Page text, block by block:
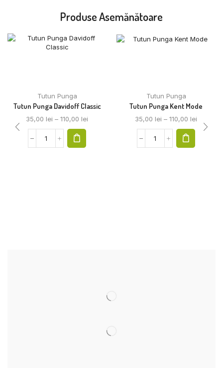
Produse Asemănătoare
Tutun Punga
Tutun Punga Davidoff Classic
35,00 lei – 110,00 lei
Tutun Punga
Tutun Punga Kent Mode
35,00 lei – 110,00 lei